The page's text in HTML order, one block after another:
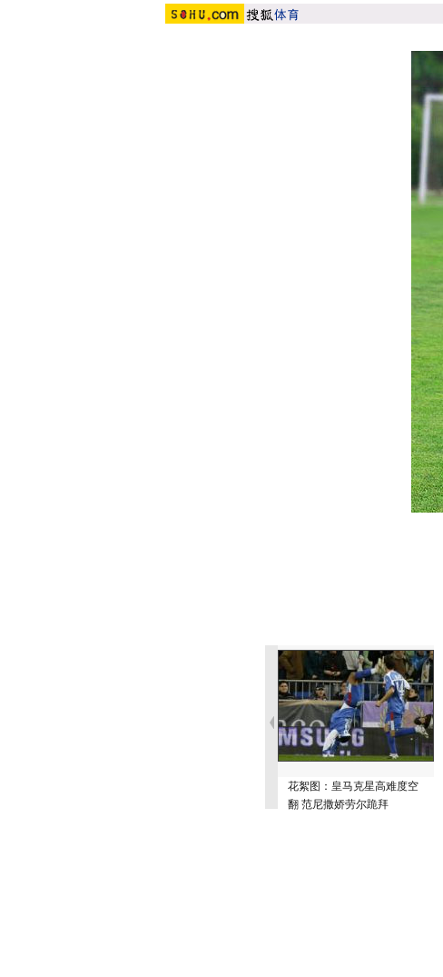
花絮图：皇马克星高难度空
翻 范尼撒娇劳尔跪拜